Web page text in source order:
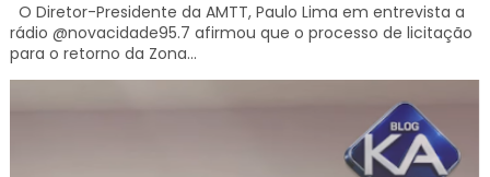
O Diretor-Presidente da AMTT, Paulo Lima em entrevista a
rádio @novacidade95.7 afirmou que o processo de licitação
para o retorno da Zona...